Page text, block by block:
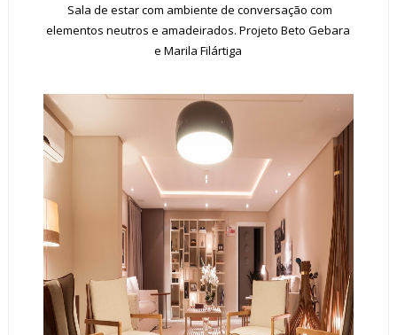
Sala de estar com ambiente de conversação com
elementos neutros e amadeirados. Projeto Beto Gebara
e Marila Filártiga